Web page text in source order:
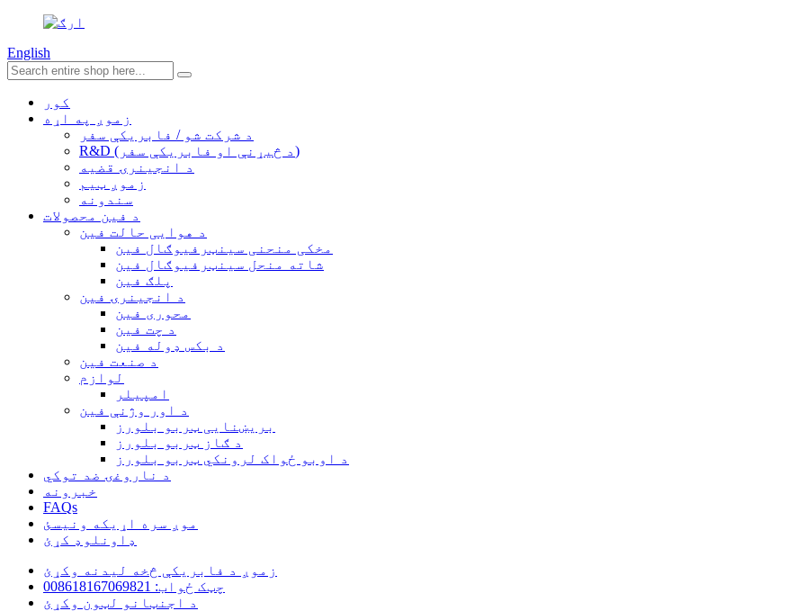
English
کور
زموږ په اړه
د شرکت شو / فابریکې سفر
R&D (د څیړنې او فابریکې سفر)
د انجینرۍ قضیه
زموږ ټیم
سندونه
د فین محصولات
د هوایی حالت فین
مخکی منحنی سینټرفیوګال فین
شاته منحل سینټرفیوګال فین
پلګ فین
د انجینرۍ فین
محوری فین
د چت فین
د بکس ډوله فین
د صنعت فین
لوازم
امپیلر
د اور وژنې فین
بریښنایی ټربو بلورز
د ګاز ټربو بلورز
د اوبو ځواک لرونکي ټربو بلورز
د ناروغۍ ضد توکي
خبرونه
FAQs
موږ سره اړیکه ونیسئ
ډاونلوډ کړئ
زموږ د فابریکې څخه لیدنه وکړئ
چټک ځواب: 008618167069821
د اجنټانو لټون وکړئ